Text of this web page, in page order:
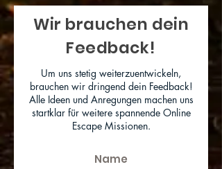
Wir brauchen dein
Feedback!
Um uns stetig weiterzuentwickeln,
brauchen wir dringend dein Feedback!
Alle Ideen und Anregungen machen uns
startklar für weitere spannende Online
Escape Missionen.